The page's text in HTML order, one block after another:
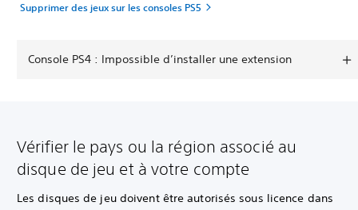
Supprimer des jeux sur les consoles PS5
Console PS4 : Impossible d’installer une extension
Vérifier le pays ou la région associé au
disque de jeu et à votre compte
Les disques de jeu doivent être autorisés sous licence dans